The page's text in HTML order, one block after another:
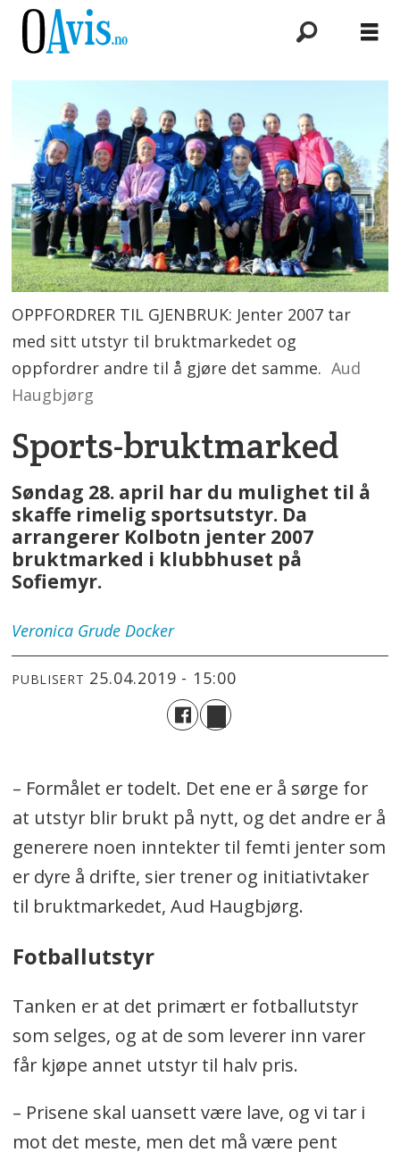
OPPFORDRER TIL GJENBRUK: Jenter 2007 tar
med sitt utstyr til bruktmarkedet og
oppfordrer andre til å gjøre det samme. Aud
Haugbjørg
Sports-bruktmarked
Søndag 28. april har du mulighet til å
skaffe rimelig sportsutstyr. Da
arrangerer Kolbotn jenter 2007
bruktmarked i klubbhuset på
Sofiemyr.
Veronica Grude Docker
PUBLISERT 25.04.2019 - 15:00
– Formålet er todelt. Det ene er å sørge for
at utstyr blir brukt på nytt, og det andre er å
generere noen inntekter til femti jenter som
er dyre å drifte, sier trener og initiativtaker
til bruktmarkedet, Aud Haugbjørg.
Fotballutstyr
Tanken er at det primært er fotballutstyr
som selges, og at de som leverer inn varer
får kjøpe annet utstyr til halv pris.
– Prisene skal uansett være lave, og vi tar i
mot det meste, men det må være pent